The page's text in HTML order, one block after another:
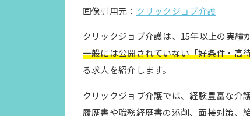
画像引用元： クリックジョブ介護
クリックジョブ介護は、15年以上の実績
一般には公開されていない「好条件・高
る求人を紹介します。
クリックジョブ介護では、経験豊富な介
履歴書や職務経歴書の添削、面接対策、